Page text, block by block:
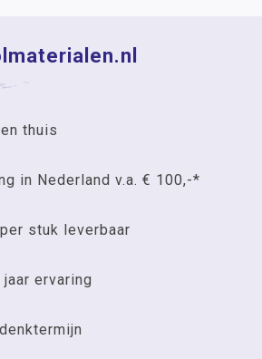
thuis
in Nederland v.a. € 100,-*
stuk leverbaar
ervaring